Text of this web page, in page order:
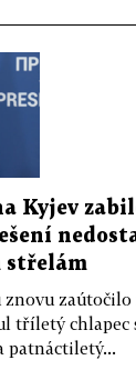
Kyjev
střelám
zaútočilo
tříletý chlapec
patnáctiletý...